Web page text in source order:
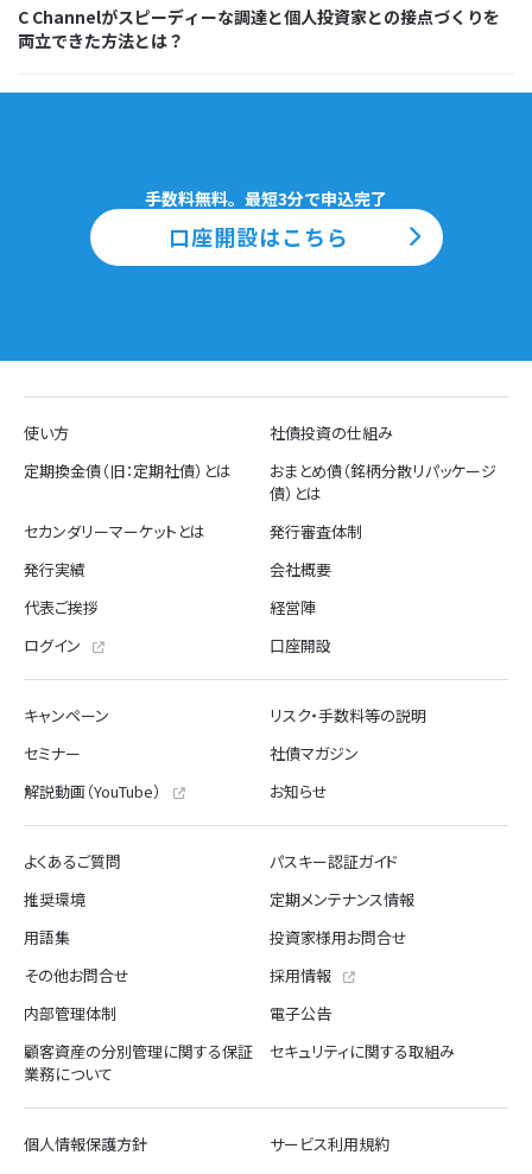
C Channelがスピーディーな調達と個人投資家との接点づくりを
両立できた方法とは？
手数料無料。最短3分で申込完了
口座開設はこちら
使い方
社債投資の仕組み
定期換金債（旧：定期社債）とは
おまとめ債（銘柄分散リパッケージ
債）とは
セカンダリーマーケットとは
発行審査体制
発行実績
会社概要
代表ご挨拶
経営陣
ログイン
口座開設
キャンペーン
リスク・手数料等の説明
セミナー
社債マガジン
解説動画（YouTube）
お知らせ
よくあるご質問
パスキー認証ガイド
推奨環境
定期メンテナンス情報
用語集
投資家様用お問合せ
その他お問合せ
採用情報
内部管理体制
電子公告
顧客資産の分別管理に関する保証
業務について
セキュリティに関する取組み
個人情報保護方針
サービス利用規約